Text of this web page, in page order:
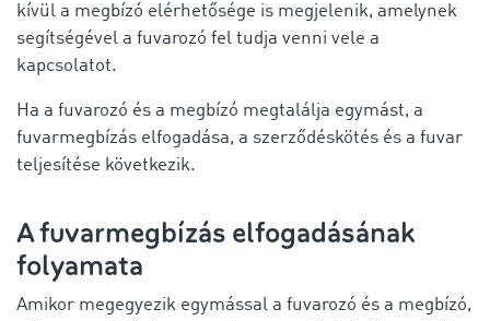
kívül a megbízó elérhetősége is megjelenik, amelynek
segítségével a fuvarozó fel tudja venni vele a
kapcsolatot.
Ha a fuvarozó és a megbízó megtalálja egymást, a
fuvarmegbízás elfogadása, a szerződéskötés és a fuvar
teljesítése következik.
A fuvarmegbízás elfogadásának
folyamata
Amikor megegyezik egymással a fuvarozó és a megbízó,